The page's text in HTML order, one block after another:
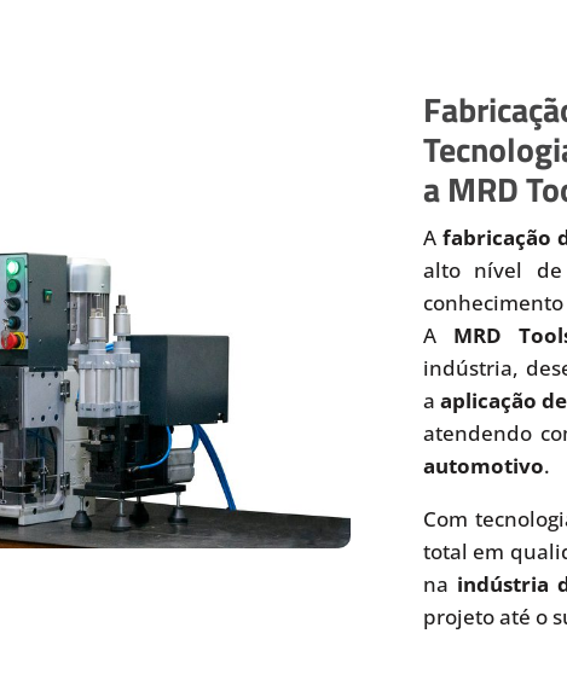
a MRD
A fabricação
alto nível de
A MRD
indústria,
a aplicação
atendendo
automotivo.
Com
total em
na indústria
projeto até o